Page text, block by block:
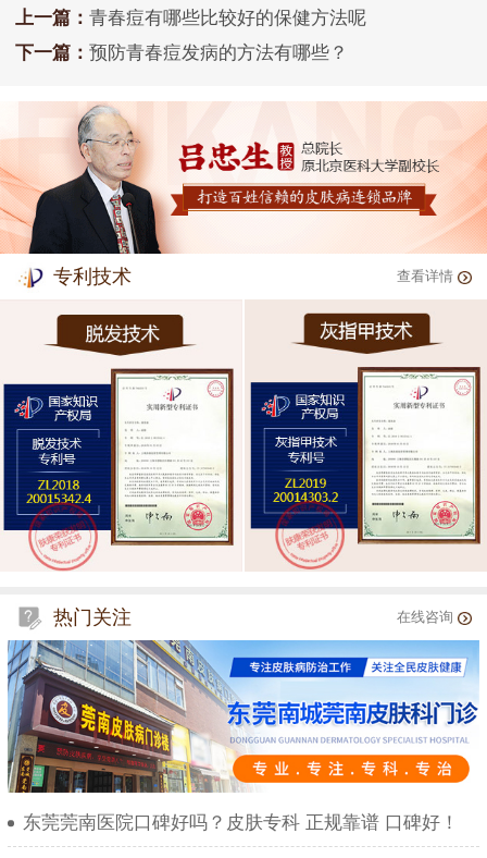
上一篇： 青春痘有哪些比较好的保健方法呢
下一篇： 预防青春痘发病的方法有哪些？
专利技术 查看详情
热门关注 在线咨询
东莞莞南医院口碑好吗？皮肤专科 正规靠谱 口碑好！